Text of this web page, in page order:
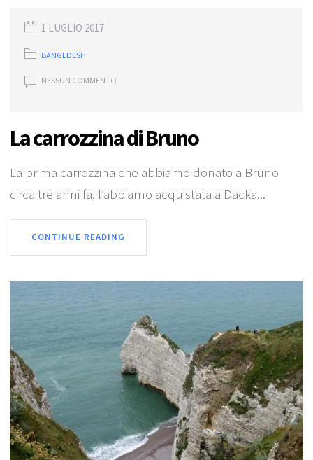
1 LUGLIO 2017
BANGLDESH
NESSUN COMMENTO
La carrozzina di Bruno
La prima carrozzina che abbiamo donato a Bruno
circa tre anni fa, l’abbiamo acquistata a Dacka...
CONTINUE READING